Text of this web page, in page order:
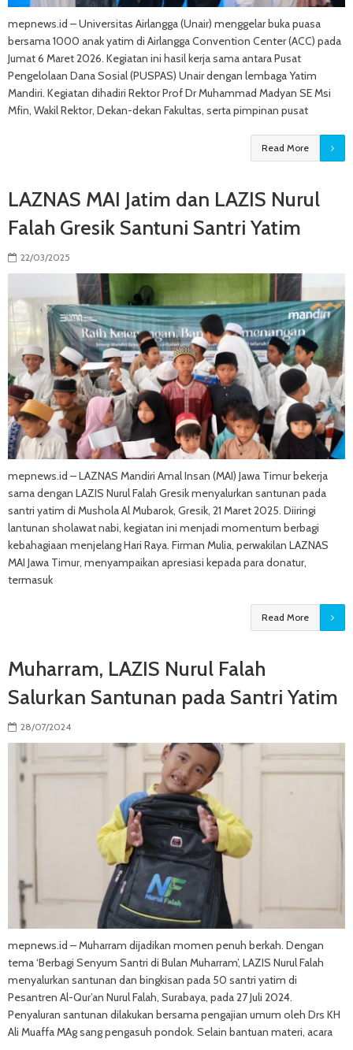
mepnews.id – Universitas Airlangga (Unair) menggelar buka puasa
bersama 1000 anak yatim di Airlangga Convention Center (ACC) pada
Jumat 6 Maret 2026. Kegiatan ini hasil kerja sama antara Pusat
Pengelolaan Dana Sosial (PUSPAS) Unair dengan lembaga Yatim
Mandiri. Kegiatan dihadiri Rektor Prof Dr Muhammad Madyan SE Msi
Mfin, Wakil Rektor, Dekan-dekan Fakultas, serta pimpinan pusat
Read More
LAZNAS MAI Jatim dan LAZIS Nurul
Falah Gresik Santuni Santri Yatim
22/03/2025
mepnews.id – LAZNAS Mandiri Amal Insan (MAI) Jawa Timur bekerja
sama dengan LAZIS Nurul Falah Gresik menyalurkan santunan pada
santri yatim di Mushola Al Mubarok, Gresik, 21 Maret 2025. Diiringi
lantunan sholawat nabi, kegiatan ini menjadi momentum berbagi
kebahagiaan menjelang Hari Raya. Firman Mulia, perwakilan LAZNAS
MAI Jawa Timur, menyampaikan apresiasi kepada para donatur,
termasuk
Read More
Muharram, LAZIS Nurul Falah
Salurkan Santunan pada Santri Yatim
28/07/2024
mepnews.id – Muharram dijadikan momen penuh berkah. Dengan
tema ‘Berbagi Senyum Santri di Bulan Muharram’, LAZIS Nurul Falah
menyalurkan santunan dan bingkisan pada 50 santri yatim di
Pesantren Al-Qur’an Nurul Falah, Surabaya, pada 27 Juli 2024.
Penyaluran santunan dilakukan bersama pengajian umum oleh Drs KH
Ali Muaffa MAg sang pengasuh pondok. Selain bantuan materi, acara